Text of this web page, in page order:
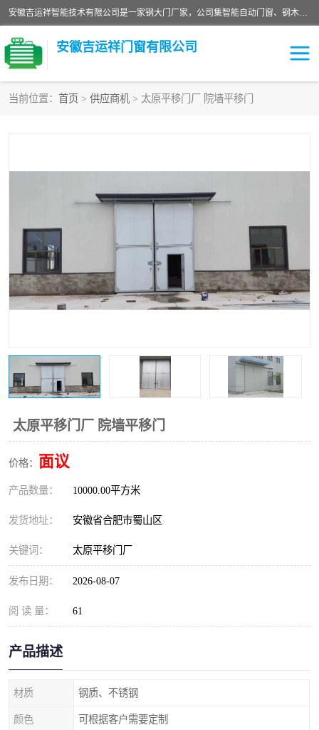
安徽吉运祥智能技术有限公司是一家钢大门厂家，公司集智能自动门窗、钢木门、特种门窗、工业门窗、图集门窗、定制门窗、非标门窗等通道产品的研发设计、制作、安装于一体的综合性、性高新技术企业。
安徽吉运祥门窗有限公司
当前位置： 首页 > 供应商机 > 太原平移门厂 院墙平移门
太原平移门厂 院墙平移门
价格： 面议
产品数量： 10000.00平方米
发货地址： 安徽省合肥市蜀山区
关键词： 太原平移门厂
发布日期： 2026-08-07
阅 读 量： 61
产品描述
材质 钢质、不锈钢
颜色 可根据客户需要定制
工业电动折叠门 钢木门
安全逃生门
工业平开门 监狱门及监狱设备
变压器室配电房门 钢大门厂家